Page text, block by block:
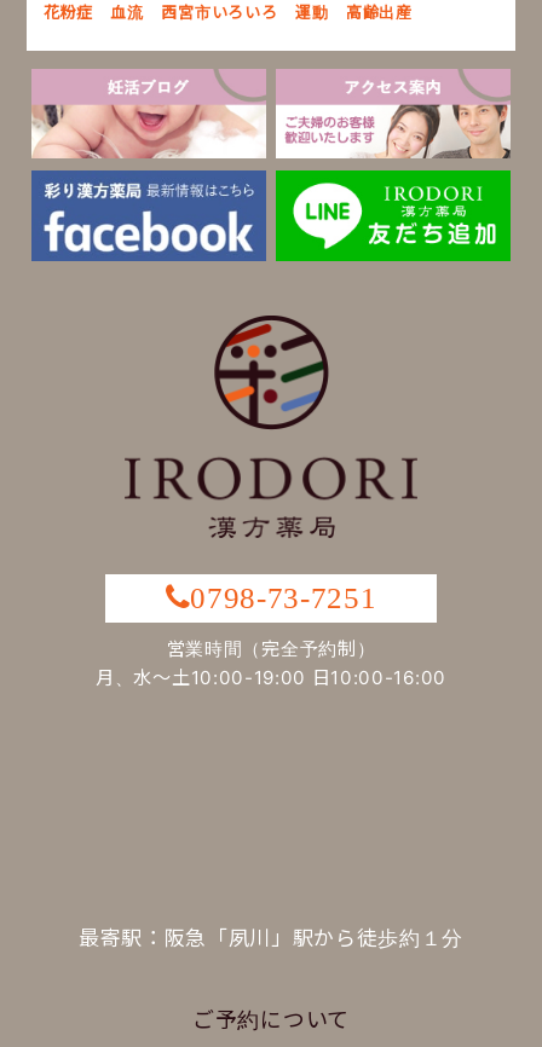
花粉症 血流 西宮市いろいろ 運動 高齢出産
0798-73-7251
営業時間（完全予約制）
月、水～土10:00-19:00 日10:00-16:00
最寄駅：阪急「夙川」駅から徒歩約１分
ご予約について